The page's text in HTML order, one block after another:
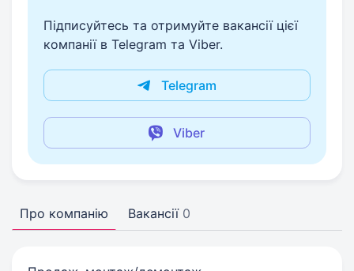
Підписуйтесь та отримуйте вакансії цієї
компанії в Telegram та Viber.
Telegram
Viber
Про компанію Вакансії 0